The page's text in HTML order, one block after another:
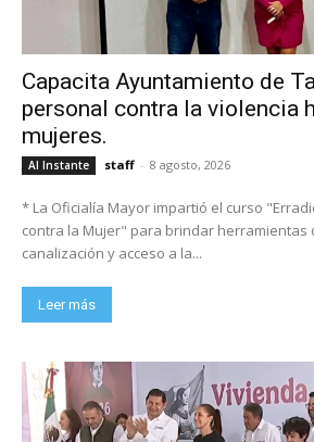
Capacita Ayuntamiento de
personal contra la violencia
mujeres.
Al Instante staff - 8 agosto, 2026
* La Oficialía Mayor impartió el curso
contra la Mujer" para brindar herramientas
canalización y acceso a la...
Leer más